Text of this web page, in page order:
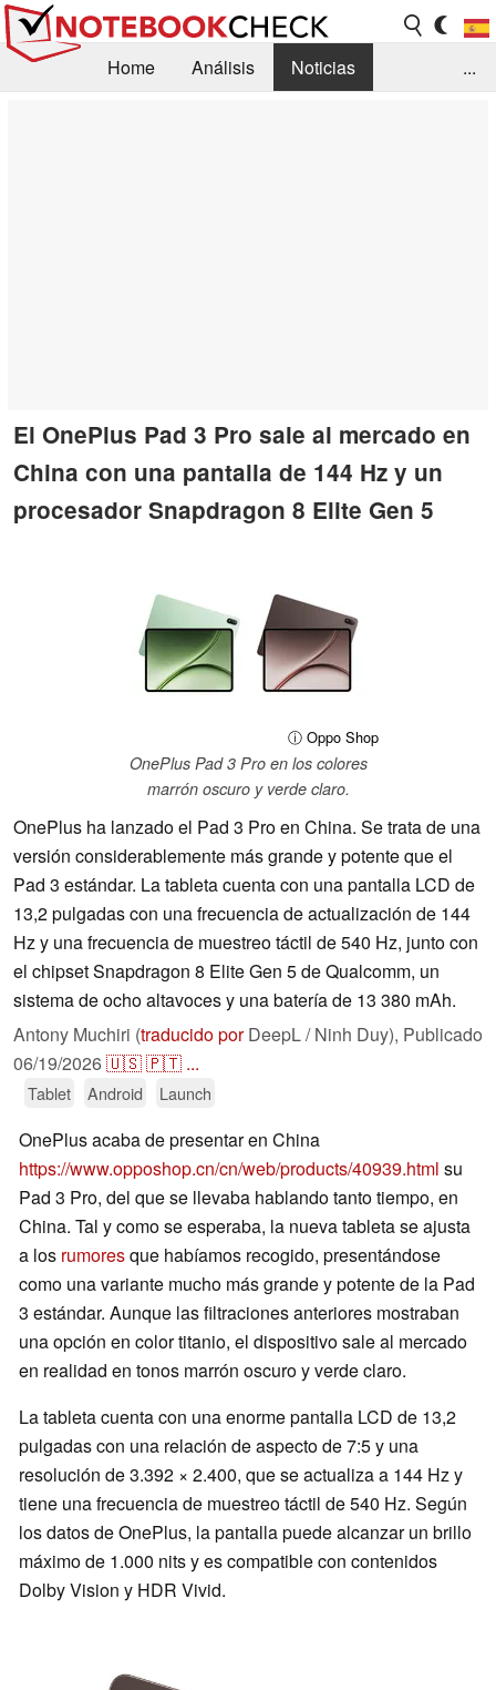
Home Análisis
Noticias
...
El OnePlus Pad 3 Pro sale al mercado en
China con una pantalla de 144 Hz y un
procesador Snapdragon 8 Elite Gen 5
ⓘ Oppo Shop
OnePlus Pad 3 Pro en los colores
marrón oscuro y verde claro.
OnePlus ha lanzado el Pad 3 Pro en China. Se trata de una
versión considerablemente más grande y potente que el
Pad 3 estándar. La tableta cuenta con una pantalla LCD de
13,2 pulgadas con una frecuencia de actualización de 144
Hz y una frecuencia de muestreo táctil de 540 Hz, junto con
el chipset Snapdragon 8 Elite Gen 5 de Qualcomm, un
sistema de ocho altavoces y una batería de 13 380 mAh.
Antony Muchiri (traducido porDeepL / Ninh Duy), Publicado
06/19/2026🇺🇸🇵🇹 ...
Tablet Android Launch
OnePlus acaba de presentar en China
https://www.opposhop.cn/cn/web/products/40939.html su
Pad 3 Pro, del que se llevaba hablando tanto tiempo, en
China. Tal y como se esperaba, la nueva tableta se ajusta
a los rumoresque habíamos recogido, presentándose
como una variante mucho más grande y potente de la Pad
3 estándar. Aunque las filtraciones anteriores mostraban
una opción en color titanio, el dispositivo sale al mercado
en realidad en tonos marrón oscuro y verde claro.
La tableta cuenta con una enorme pantalla LCD de 13,2
pulgadas con una relación de aspecto de 7:5 y una
resolución de 3.392 × 2.400, que se actualiza a 144 Hz y
tiene una frecuencia de muestreo táctil de 540 Hz. Según
los datos de OnePlus, la pantalla puede alcanzar un brillo
máximo de 1.000 nits y es compatible con contenidos
Dolby Vision y HDR Vivid.